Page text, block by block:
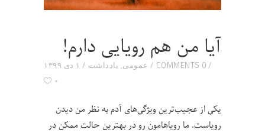
آیا من هم رویایی دارم!
۱ دی ۱۳۹۹ عمومی, یادداشت 0 COMMENTS
۰
یکی از عجیب‌ترین ویژگی‌های آدم به نظر من دیدن
رویاست. ما رویاهامون رو در بهترین حالت ممکن در